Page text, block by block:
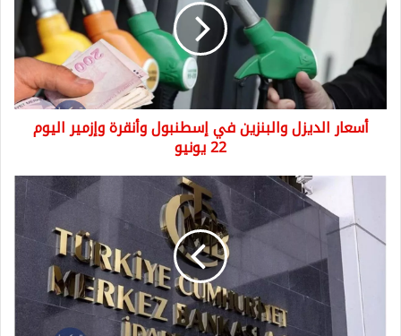
في
إسطنبول
وأنقرة
وإزمير
22
يونيوأسعار الديزل والبنزين في إسطنبول وأنقرة وإزمير اليوم
22 يونيو
سعر
الفائدة
المركزي